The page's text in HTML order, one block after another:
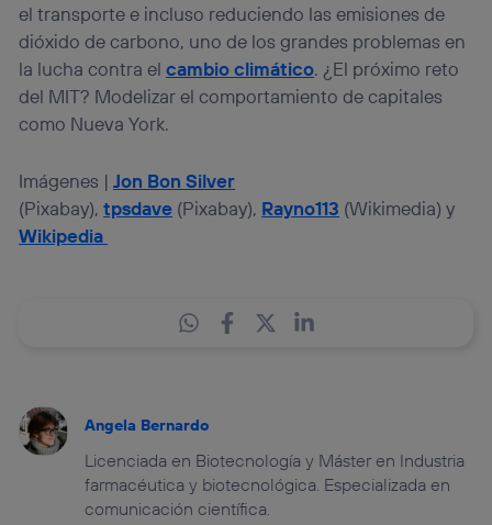
el transporte e incluso reduciendo las emisiones de
dióxido de carbono, uno de los grandes problemas en
la lucha contra elcambio climático. ¿El próximo reto
del MIT? Modelizar el comportamiento de capitales
como Nueva York.
Imágenes |Jon Bon Silver
(Pixabay),tpsdave (Pixabay), Rayno113 (Wikimedia) y
Wikipedia
Angela Bernardo
Licenciada en Biotecnología y Máster en Industria
farmacéutica y biotecnológica. Especializada en
comunicación científica.